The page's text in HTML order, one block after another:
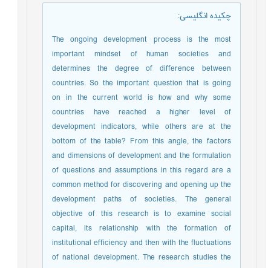
چکیده انگلیسی:
The ongoing development process is the most
important mindset of human societies and
determines the degree of difference between
countries. So the important question that is going
on in the current world is how and why some
countries have reached a higher level of
development indicators, while others are at the
bottom of the table? From this angle, the factors
and dimensions of development and the formulation
of questions and assumptions in this regard are a
common method for discovering and opening up the
development paths of societies. The general
objective of this research is to examine social
capital, its relationship with the formation of
institutional efficiency and then with the fluctuations
of national development. The research studies the